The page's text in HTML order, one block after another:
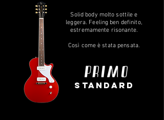
Solid body molto sottile e
leggera. Feeling ben definito,
estremamente risonante.
Così come è stata pensata.
standard